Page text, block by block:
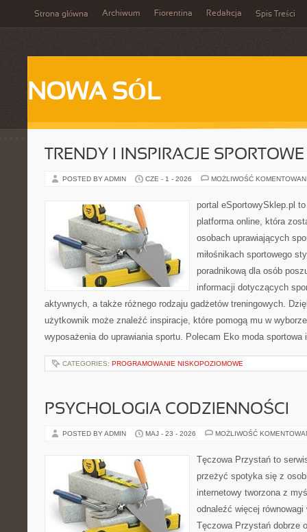
Strona główna Archiwum Fiorentina Redakcja Spis Treści
NOWA SÓL
TRENDY I INSPIRACJE SPORTOWE
POSTED BY ADMIN CZE - 1 - 2026 MOŻLIWOŚĆ
portal eSportowySklep.pl
platforma online, która
osobach uprawiających
miłośnikach sportowego
poradnikową dla osób
informacji dotyczących
aktywnych, a także różnego rodzaju gadżetów treningowych.
użytkownik może znaleźć inspiracje, które pomogą mu w
wyposażenia do uprawiania sportu. Polecam Eko moda
CATEGORIES: PROGRAMOWANIE NISKOPOZIOMOWE
PSYCHOLOGIA CODZIENNOŚCI
POSTED BY ADMIN MAJ - 23 - 2026 MOŻLIWOŚĆ
Tęczowa Przystań to
przeżyć spotyka się z
internetowy tworzona z
odnaleźć więcej
Tęczowa Przystań dobrze